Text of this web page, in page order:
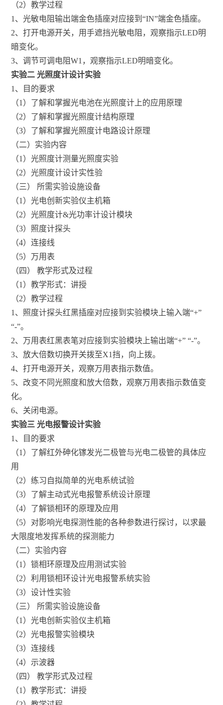
（2）教学过程
1、光敏电阻输出端金色插座对应接到“IN”端金色插座。
2、打开电源开关，用手遮挡光敏电阻，观察指示LED明
暗变化。
3、调节可调电阻W1，观察指示LED明暗变化。
实验二 光照度计设计实验
1、目的要求
（1）了解和掌握光电池在光照度计上的应用原理
（2）了解和掌握光照度计结构原理
（3）了解和掌握光照度计电路设计原理
（二）实验内容
（1）光照度计测量光照度实验
（2）光照度计设计实性验
（三） 所需实验设施设备
（1）光电创新实验仪主机箱
（2）光照度计&光功率计设计模块
（3）照度计探头
（4）连接线
（5）万用表
（四） 教学形式及过程
（1）教学形式：讲授
（2）教学过程
1、照度计探头红黑插座对应接到实验模块上输入端“+”
“-”。
2、万用表红黑表笔对应接到实验模块上输出端“+” “-”。
3、放大倍数切换开关拨至X1挡，向上拨。
4、打开电源开关，观察万用表指示数值。
5、改变不同光照度和放大倍数，观察万用表指示数值变
化。
6、关闭电源。
实验三 光电报警设计实验
1、目的要求
（1）了解红外砷化镓发光二极管与光电二极管的具体应
用
（2）练习自拟简单的光电系统试验
（3）了解主动式光电报警系统设计原理
（4）了解锁相环的原理及应用
（5）对影响光电探测性能的各种参数进行探讨，以求最
大限度地发挥系统的探测能力
（二）实验内容
（1）锁相环原理及应用测试实验
（2）利用锁相环设计光电报警系统实验
（3）设计性实验
（三） 所需实验设施设备
（1）光电创新实验仪主机箱
（2）光电报警实验模块
（3）连接线
（4）示波器
（四） 教学形式及过程
（1）教学形式：讲授